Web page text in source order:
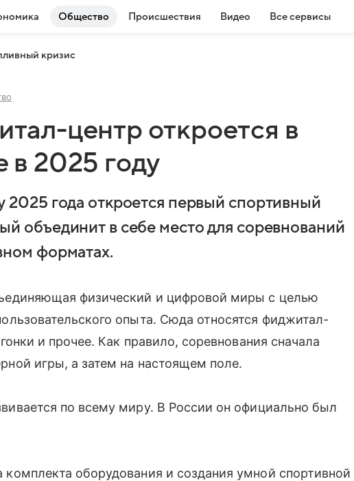
Общество Происшествия Видео Все сервисы
кризис
центр откроется в
в 2025 году
2025 года откроется первый спортивный
объединит в себе место для соревнований
форматах.
физический и цифровой миры с целью
опыта. Сюда относятся фиджитал-
и прочее. Как правило, соревнования сначала
игры, а затем на настоящем поле.
по всему миру. В России он официально был
оборудования и создания умной спортивной